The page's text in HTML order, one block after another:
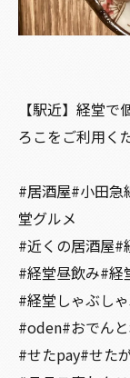
【駅近】経堂
ろこをご利用く
#居酒屋#小田急
堂グルメ
#近くの居酒屋#
#経堂昼飲み#経
#経堂しゃぶし
#oden#おでん
#せたpay#せた